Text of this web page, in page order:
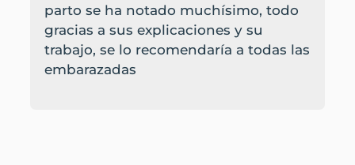
parto se ha notado muchísimo, todo
gracias a sus explicaciones y su
trabajo, se lo recomendaría a todas las
embarazadas